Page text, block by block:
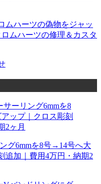
ムハーツの偽物をジャッ
ムハーツの修理＆カスタ
グ6mmを8号→14号へ大
追加｜費用4万円・納期2